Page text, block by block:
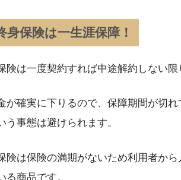
身保険は一生涯保障！
険は一度契約すれば中途解約しない限
が確実に下りるので、保障期間が切
う事態は避けられます。
険は保険の満期がないため利用者か
る商品です。